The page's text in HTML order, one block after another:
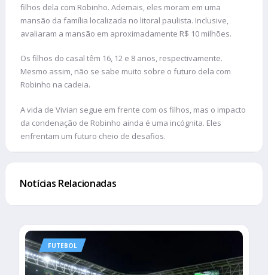
filhos dela com Robinho. Ademais, eles moram em uma
mansão da família localizada no litoral paulista. Inclusive,
avaliaram a mansão em aproximadamente R$ 10 milhões.
Os filhos do casal têm 16, 12 e 8 anos, respectivamente.
Mesmo assim, não se sabe muito sobre o futuro dela com
Robinho na cadeia.
A vida de Vivian segue em frente com os filhos, mas o impacto
da condenação de Robinho ainda é uma incógnita. Eles
enfrentam um futuro cheio de desafios.
Notícias Relacionadas
FUTEBOL